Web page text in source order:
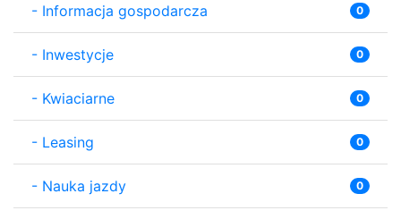
- Informacja gospodarcza 0
- Inwestycje 0
- Kwiaciarne 0
- Leasing 0
- Nauka jazdy 0